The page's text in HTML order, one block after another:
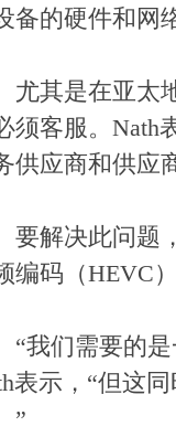
备的硬件和网
其是在亚太地
须客服。Nath
供应商和供应
解决此问题，
编码（HEVC
们需要的是
表示，“但这
”